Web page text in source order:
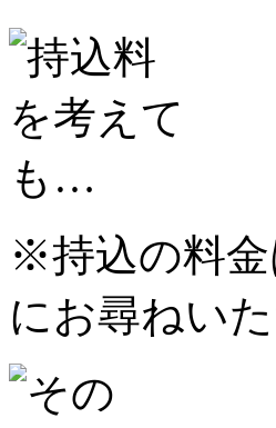
※持込の料金
にお尋ねい